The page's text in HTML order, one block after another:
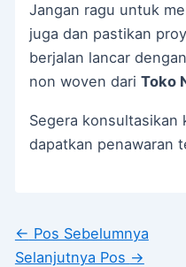
Jangan ragu untuk
juga dan pastikan
berjalan lancar
non woven dariToko
Segera konsultasikan
dapatkan penawaran
← Pos Sebelumnya
Selanjutnya Pos →